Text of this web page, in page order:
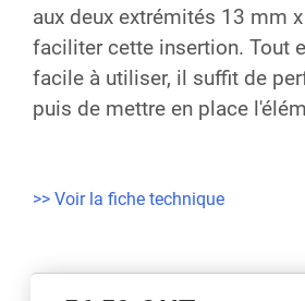
aux deux extrémités 13 mm
faciliter cette insertion. Tout
facile à utiliser, il suffit de
puis de mettre en place
>> Voir la fiche technique